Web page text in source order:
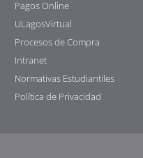
Pagos Online
ULagosVirtual
Procesos de Compra
Intranet
Normativas Estudiantiles
Política de Privacidad